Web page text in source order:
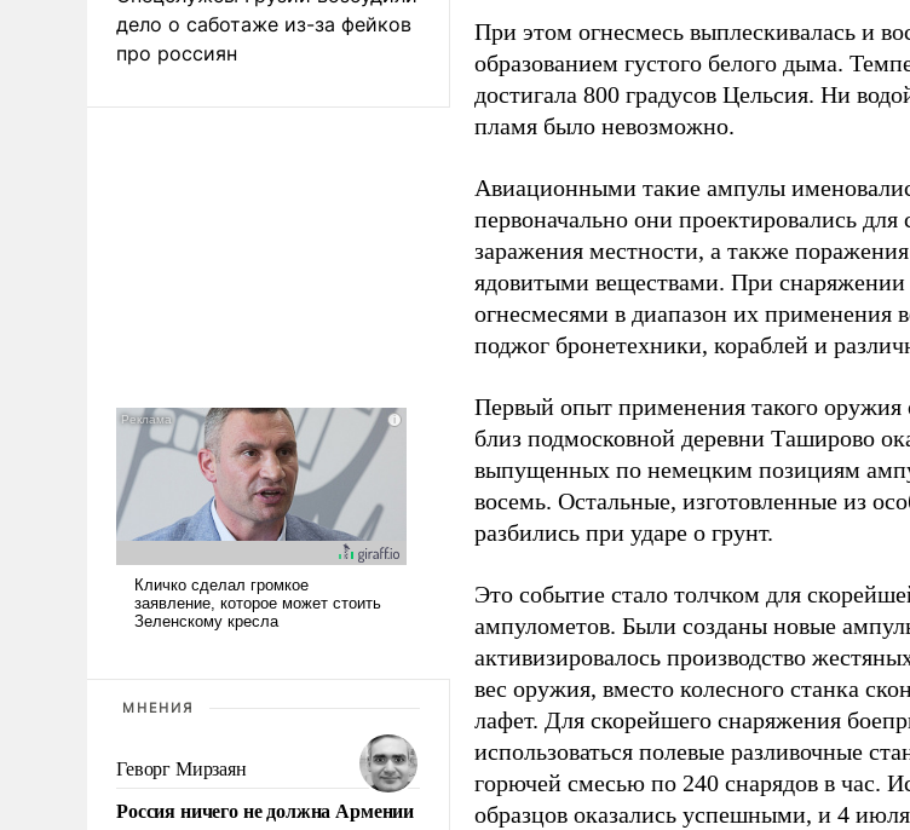
дело о саботаже из-за фейков
про россиян
МНЕНИЯ
Геворг Мирзаян
Россия ничего не должна Армении
При этом огнесмесь выплескивалась и
образованием густого белого дыма.
достигала 800 градусов Цельсия. Ни
пламя было невозможно.
Авиационными такие ампулы
первоначально они проектировались для
заражения местности, а также
ядовитыми веществами. При
огнесмесями в диапазон их применения
поджог бронетехники, кораблей и
Первый опыт применения такого оружия
близ подмосковной деревни Таширово
выпущенных по немецким позициям
восемь. Остальные, изготовленные из
разбились при ударе о грунт.
Это событие стало толчком для
ампулометов. Были созданы новые
активизировалось производство
вес оружия, вместо колесного станка
лафет. Для скорейшего снаряжения
использоваться полевые разливочные
горючей смесью по 240 снарядов в час.
образцов оказались успешными, и 4